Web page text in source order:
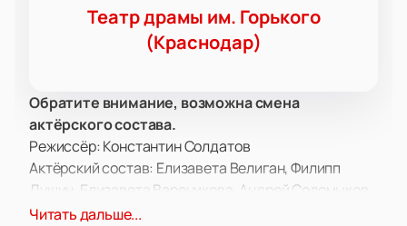
Театр драмы им. Горького
(Краснодар)
Обратите внимание, возможна смена
актёрского состава.
Режиссёр: Константин Солдатов
Актёрский состав: Елизавета Велиган, Филипп
Душин, Елизавета Вареникова, Андрей Соломыков,
Александр Крюков, Алексей Мосолов, Алексей
Читать дальше...